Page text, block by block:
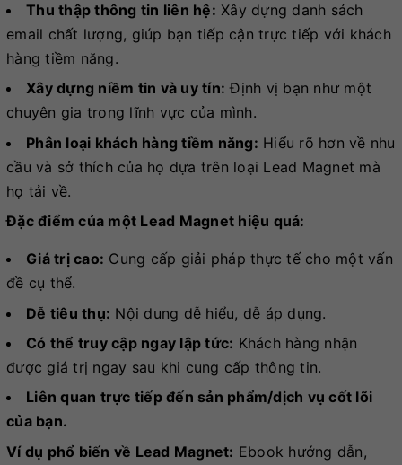
Thu thập thông tin liên hệ: Xây dựng danh sách
email chất lượng, giúp bạn tiếp cận trực tiếp với khách
hàng tiềm năng.
Xây dựng niềm tin và uy tín: Định vị bạn như một
chuyên gia trong lĩnh vực của mình.
Phân loại khách hàng tiềm năng: Hiểu rõ hơn về nhu
cầu và sở thích của họ dựa trên loại Lead Magnet mà
họ tải về.
Đặc điểm của một Lead Magnet hiệu quả:
Giá trị cao: Cung cấp giải pháp thực tế cho một vấn
đề cụ thể.
Dễ tiêu thụ: Nội dung dễ hiểu, dễ áp dụng.
Có thể truy cập ngay lập tức: Khách hàng nhận
được giá trị ngay sau khi cung cấp thông tin.
Liên quan trực tiếp đến sản phẩm/dịch vụ cốt lõi
của bạn.
Ví dụ phổ biến về Lead Magnet: Ebook hướng dẫn,